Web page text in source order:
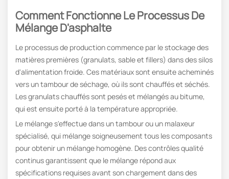
Comment Fonctionne Le Processus De
Mélange D'asphalte
Le processus de production commence par le stockage des
matières premières (granulats, sable et fillers) dans des silos
d'alimentation froide. Ces matériaux sont ensuite acheminés
vers un tambour de séchage, où ils sont chauffés et séchés.
Les granulats chauffés sont pesés et mélangés au bitume,
qui est ensuite porté à la température appropriée.
Le mélange s'effectue dans un tambour ou un malaxeur
spécialisé, qui mélange soigneusement tous les composants
pour obtenir un mélange homogène. Des contrôles qualité
continus garantissent que le mélange répond aux
spécifications requises avant son chargement dans des